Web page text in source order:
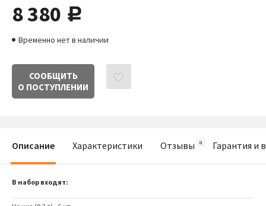
8 380 руб.
Временно нет в наличии
СООБЩИТЬ
О ПОСТУПЛЕНИИ
Описание Характеристики Отзывы Гарантия и
В набор входят: